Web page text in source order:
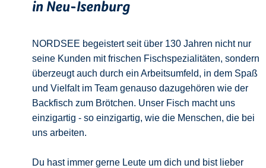
in Neu-Isenburg
NORDSEE begeistert seit über 130 Jahren nicht nur
seine Kunden mit frischen Fischspezialitäten, sondern
überzeugt auch durch ein Arbeitsumfeld, in dem Spaß
und Vielfalt im Team genauso dazugehören wie der
Backfisch zum Brötchen. Unser Fisch macht uns
einzigartig - so einzigartig, wie die Menschen, die bei
uns arbeiten.
Du hast immer gerne Leute um dich und bist lieber